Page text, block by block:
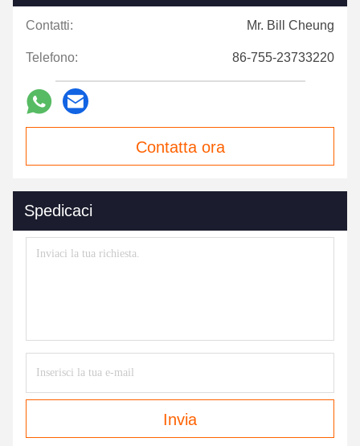
Contatti: Mr. Bill Cheung
Telefono: 86-755-23733220
Contatta ora
Spedicaci
Invia